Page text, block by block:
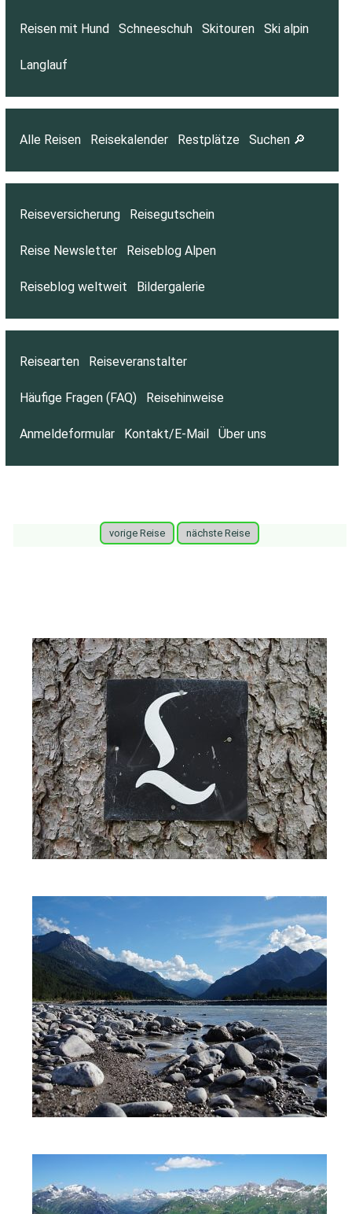
Reisen mit Hund Schneeschuh Skitouren Ski alpin
Langlauf
Alle Reisen Reisekalender Restplätze Suchen 🔎
Reiseversicherung Reisegutschein
Reise Newsletter Reiseblog Alpen
Reiseblog weltweit Bildergalerie
Reisearten Reiseveranstalter
Häufige Fragen (FAQ) Reisehinweise
Anmeldeformular Kontakt/E-Mail Über uns
vorige Reise nächste Reise